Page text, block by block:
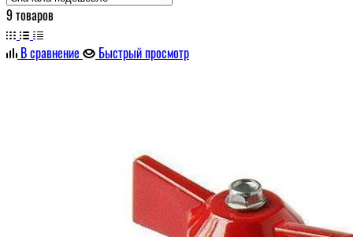
9 товаров
В сравнение
Быстрый просмотр